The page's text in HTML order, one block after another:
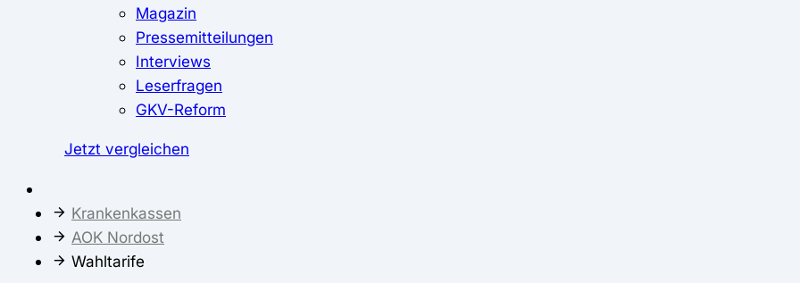
Magazin
Pressemitteilungen
Interviews
Leserfragen
GKV-Reform
Jetzt vergleichen
Krankenkassen
AOK Nordost
Wahltarife